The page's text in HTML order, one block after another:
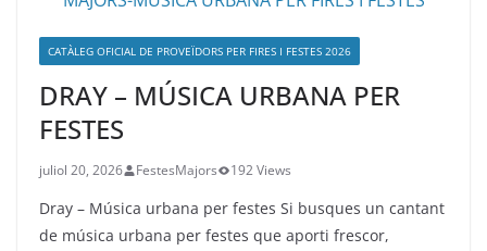
CATÀLEG OFICIAL DE PROVEÏDORS PER FIRES I FESTES 2026
DRAY – MÚSICA URBANA PER
FESTES
juliol 20, 2026 FestesMajors 192 Views
Dray – Música urbana per festes Si busques un cantant
de música urbana per festes que aporti frescor,